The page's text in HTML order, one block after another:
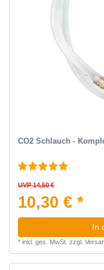
CO2 Schlauch -
UVP 14,50 €
10,30 € *
In
* inkl. ges. MwSt. zzgl.